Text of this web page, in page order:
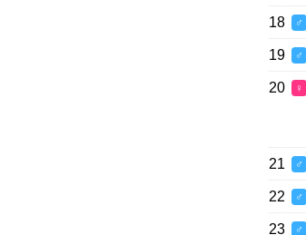
18 ♂
19 ♂
20 ♀
21 ♂
22 ♂
23 ♂